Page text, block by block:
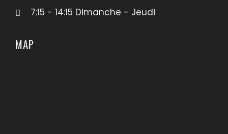
7:15 - 14:15 Dimanche - Jeudi
MAP